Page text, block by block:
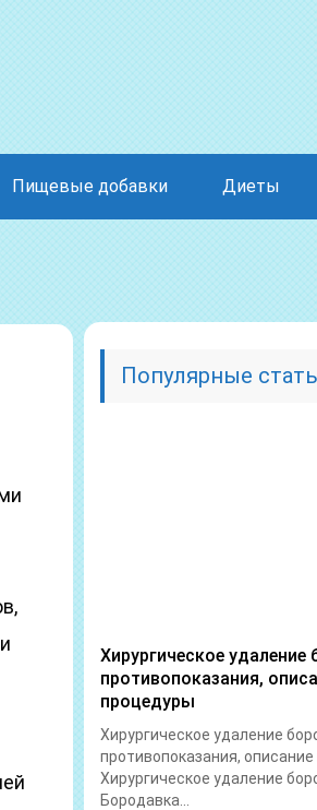
Пищевые добавки Диеты
Популярные
Хирургическое удаление
противопоказания,
процедуры
Хирургическое удаление
противопоказания,
Хирургическое удаление
Бородавка...